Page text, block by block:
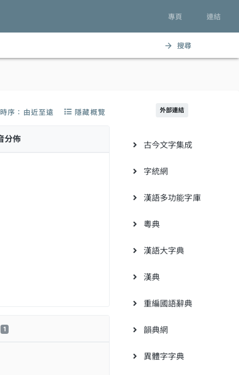
專頁 連結
arrow_forward 搜尋
時序：由近至遠 隱藏概覽
分佈
1
外部連結
古今文字集成
字統網
漢語多功能字庫
粵典
漢語大字典
漢典
重編國語辭典
韻典網
異體字字典